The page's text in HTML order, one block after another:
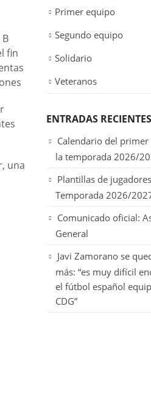
fin
una
Primer equipo
Segundo equipo
Solidario
Veteranos
ENTRADAS RECIENTES
Calendario del
la temporada 2026/
Plantillas de
Temporada 2026/
Comunicado oficial:
General
Javi Zamorano se
más: “es muy difícil
el fútbol español
CDG”